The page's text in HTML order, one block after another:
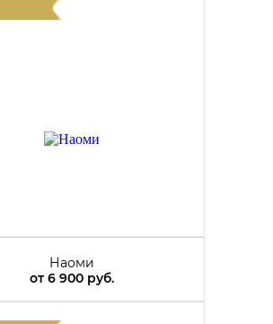
Наоми
от6 900 руб.